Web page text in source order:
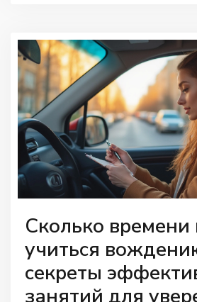
Сколько
учиться
секреты
занятий для